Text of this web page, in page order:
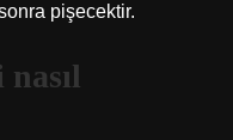
pişecektir.